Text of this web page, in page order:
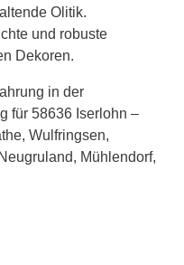
Olitik.
und robuste
Dekoren.
in der
für 58636 Iserlohn –
Wulfringsen,
Mühlendorf,